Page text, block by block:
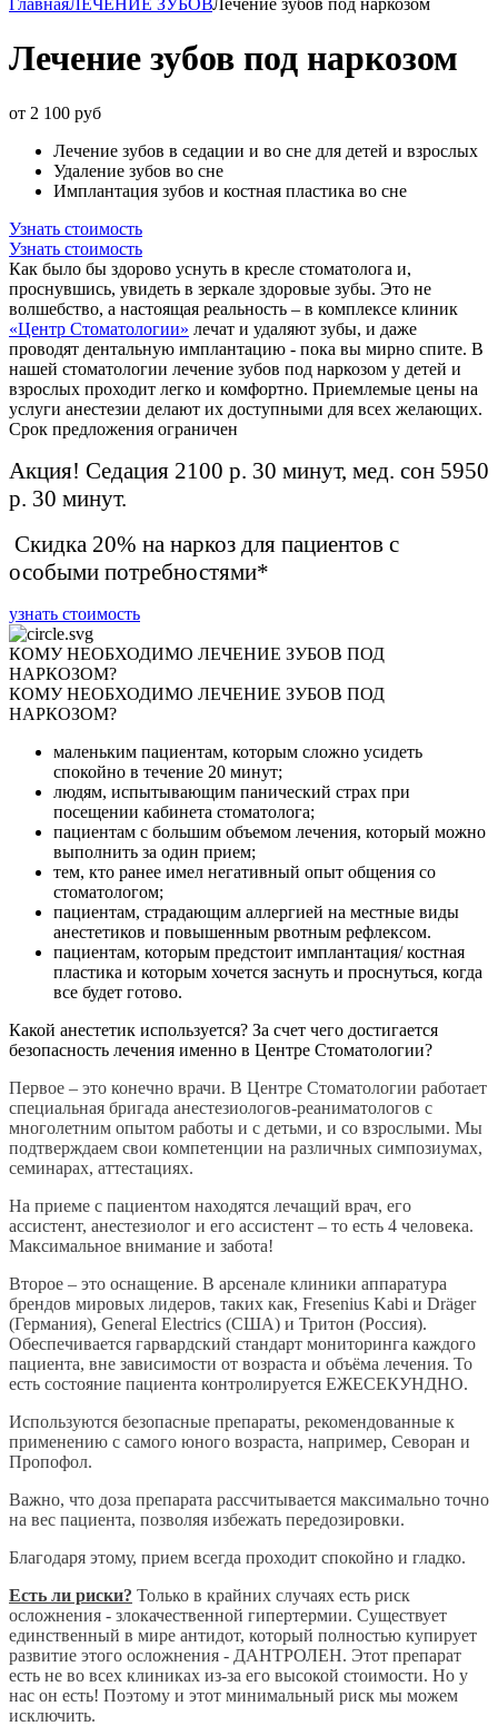
ГлавнаяЛЕЧЕНИЕ ЗУБОВЛечение зубов под наркозом
Лечение зубов под наркозом
от 2 100 руб
Лечение зубов в седации и во сне для детей и взрослых
Удаление зубов во сне
Имплантация зубов и костная пластика во сне
Узнать стоимость
Узнать стоимость
Как было бы здорово уснуть в кресле стоматолога и,
проснувшись, увидеть в зеркале здоровые зубы. Это не
волшебство, а настоящая реальность – в комплексе клиник
«Центр Стоматологии» лечат и удаляют зубы, и даже
проводят дентальную имплантацию - пока вы мирно спите. В
нашей стоматологии лечение зубов под наркозом у детей и
взрослых проходит легко и комфортно. Приемлемые цены на
услуги анестезии делают их доступными для всех желающих.
Срок предложения ограничен
Акция! Седация 2100 р. 30 минут, мед. сон 5950
р. 30 минут.
Скидка 20% на наркоз для пациентов с
особыми потребностями*
узнать стоимость
КОМУ НЕОБХОДИМО ЛЕЧЕНИЕ ЗУБОВ ПОД
НАРКОЗОМ?
КОМУ НЕОБХОДИМО ЛЕЧЕНИЕ ЗУБОВ ПОД
НАРКОЗОМ?
маленьким пациентам, которым сложно усидеть
спокойно в течение 20 минут;
людям, испытывающим панический страх при
посещении кабинета стоматолога;
пациентам с большим объемом лечения, который можно
выполнить за один прием;
тем, кто ранее имел негативный опыт общения со
стоматологом;
пациентам, страдающим аллергией на местные виды
анестетиков и повышенным рвотным рефлексом.
пациентам, которым предстоит имплантация/ костная
пластика и которым хочется заснуть и проснуться, когда
все будет готово.
Какой анестетик используется? За счет чего достигается
безопасность лечения именно в Центре Стоматологии?
Первое – это конечно врачи. В Центре Стоматологии работает
специальная бригада анестезиологов-реаниматологов с
многолетним опытом работы и с детьми, и со взрослыми. Мы
подтверждаем свои компетенции на различных симпозиумах,
семинарах, аттестациях.
На приеме с пациентом находятся лечащий врач, его
ассистент, анестезиолог и его ассистент – то есть 4 человека.
Максимальное внимание и забота!
Второе – это оснащение. В арсенале клиники аппаратура
брендов мировых лидеров, таких как, Fresenius Kabi и Dräger
(Германия), General Electrics (США) и Тритон (Россия).
Обеспечивается гарвардский стандарт мониторинга каждого
пациента, вне зависимости от возраста и объёма лечения. То
есть состояние пациента контролируется ЕЖЕСЕКУНДНО.
Используются безопасные препараты, рекомендованные к
применению с самого юного возраста, например, Севоран и
Пропофол.
Важно, что доза препарата рассчитывается максимально точно
на вес пациента, позволяя избежать передозировки.
Благодаря этому, прием всегда проходит спокойно и гладко.
Есть ли риски? Только в крайних случаях есть риск
осложнения - злокачественной гипертермии. Существует
единственный в мире антидот, который полностью купирует
развитие этого осложнения - ДАНТРОЛЕН. Этот препарат
есть не во всех клиниках из-за его высокой стоимости. Но у
нас он есть! Поэтому и этот минимальный риск мы можем
исключить.